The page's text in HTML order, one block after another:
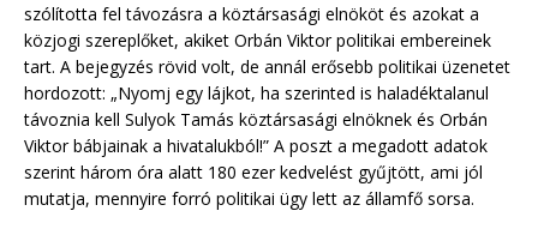
szólította fel távozásra a köztársasági elnököt és azokat a
közjogi szereplőket, akiket Orbán Viktor politikai embereinek
tart. A bejegyzés rövid volt, de annál erősebb politikai üzenetet
hordozott: „Nyomj egy lájkot, ha szerinted is haladéktalanul
távoznia kell Sulyok Tamás köztársasági elnöknek és Orbán
Viktor bábjainak a hivatalukból!” A poszt a megadott adatok
szerint három óra alatt 180 ezer kedvelést gyűjtött, ami jól
mutatja, mennyire forró politikai ügy lett az államfő sorsa.